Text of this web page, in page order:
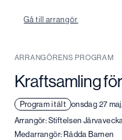
Gå till arrangör
ARRANGÖRENS PROGRAM
Kraftsamling
Program i tält onsdag 27
Arrangör: Stiftelsen
Medarrangör: Rädda Barnen